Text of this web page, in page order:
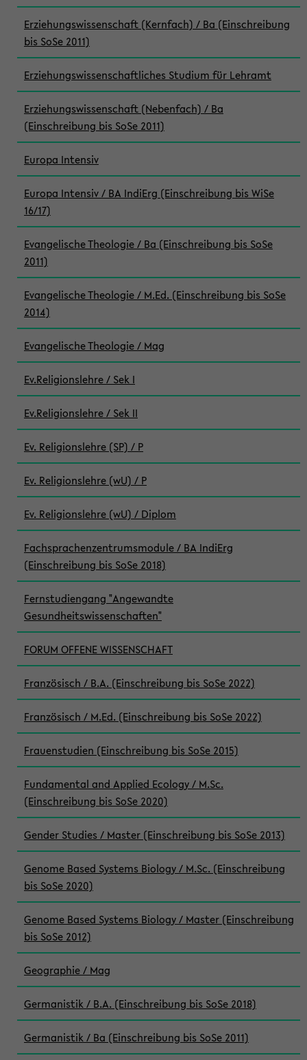
Erziehungswissenschaft (Kernfach) / Ba (Einschreibung
bis SoSe 2011)
Erziehungswissenschaftliches Studium für Lehramt
Erziehungswissenschaft (Nebenfach) / Ba
(Einschreibung bis SoSe 2011)
Europa Intensiv
Europa Intensiv / BA IndiErg (Einschreibung bis WiSe
16/17)
Evangelische Theologie / Ba (Einschreibung bis SoSe
2011)
Evangelische Theologie / M.Ed. (Einschreibung bis SoSe
2014)
Evangelische Theologie / Mag
Ev.Religionslehre / Sek I
Ev.Religionslehre / Sek II
Ev. Religionslehre (SP) / P
Ev. Religionslehre (wU) / P
Ev. Religionslehre (wU) / Diplom
Fachsprachenzentrumsmodule / BA IndiErg
(Einschreibung bis SoSe 2018)
Fernstudiengang "Angewandte
Gesundheitswissenschaften"
FORUM OFFENE WISSENSCHAFT
Französisch / B.A. (Einschreibung bis SoSe 2022)
Französisch / M.Ed. (Einschreibung bis SoSe 2022)
Frauenstudien (Einschreibung bis SoSe 2015)
Fundamental and Applied Ecology / M.Sc.
(Einschreibung bis SoSe 2020)
Gender Studies / Master (Einschreibung bis SoSe 2013)
Genome Based Systems Biology / M.Sc. (Einschreibung
bis SoSe 2020)
Genome Based Systems Biology / Master (Einschreibung
bis SoSe 2012)
Geographie / Mag
Germanistik / B.A. (Einschreibung bis SoSe 2018)
Germanistik / Ba (Einschreibung bis SoSe 2011)